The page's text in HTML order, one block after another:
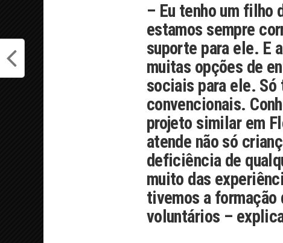
– Eu tenho um filho
estamos sempre
suporte para ele. E
muitas opções de
sociais para ele.
convencionais.
projeto similar em
atende não só
deficiência de
muito das
tivemos a formação
voluntários –